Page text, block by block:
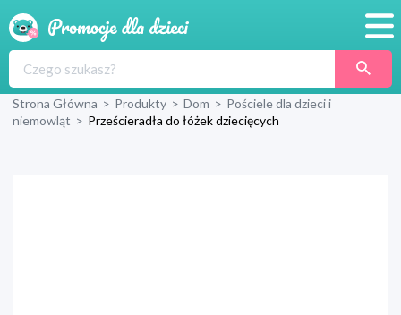
Produkty
Strona Główna > Produkty > Dom > Pościele dla dzieci i
niemowląt > Prześcieradła do łóżek dziecięcych